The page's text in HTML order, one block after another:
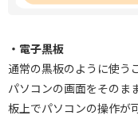
・電子黒板
通常の黒板のように使う
パソコンの画面をそのま
板上でパソコンの操作が